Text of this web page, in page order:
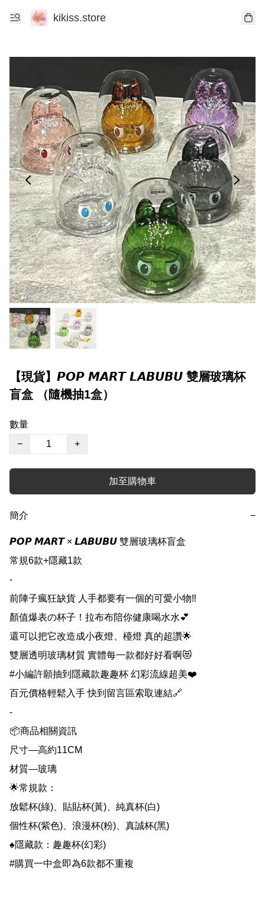
kikiss.store
【現貨】𝙋𝙊𝙋 𝙈𝘼𝙍𝙏 𝙇𝘼𝘽𝙐𝘽𝙐 雙層玻璃杯
盲盒 （隨機抽1盒）
數量
−
+
加至購物車
簡介 −
𝙋𝙊𝙋 𝙈𝘼𝙍𝙏 × 𝙇𝘼𝘽𝙐𝘽𝙐 雙層玻璃杯盲盒
常規6款+隱藏1款
-
前陣子瘋狂缺貨 人手都要有一個的可愛小物‼️
顏值爆表の杯子！拉布布陪你健康喝水水💕
還可以把它改造成小夜燈、檯燈 真的超讚🌟
雙層透明玻璃材質 實體每一款都好好看啊😻
#小編許願抽到隱藏款趣趣杯 幻彩流線超美❤️
百元價格輕鬆入手 快到留言區索取連結🔗
-
📦商品相關資訊
尺寸—高約11CM
材質—玻璃
🌟常規款：
放鬆杯(綠)、貼貼杯(黃)、純真杯(白)
個性杯(紫色)、浪漫杯(粉)、真誠杯(黑)
♠️隱藏款：趣趣杯(幻彩)
#購買一中盒即為6款都不重複